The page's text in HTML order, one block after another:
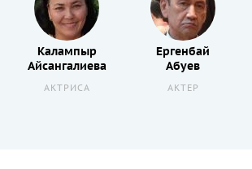
Калампыр
Айсангалиева
АКТРИСА
Ергенбай
Абуев
АКТЕР